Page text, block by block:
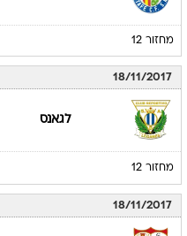
מחזור 12
18/11/2017
לגאנס
מחזור 12
18/11/2017